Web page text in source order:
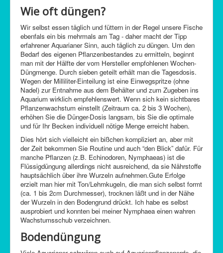
Wie oft düngen?
Wir selbst essen täglich und füttern in der Regel unsere Fische
ebenfals ein bis mehrmals am Tag - daher macht der Tipp
erfahrener Aquarianer Sinn, auch täglich zu düngen. Um den
Bedarf des eigenen Pflanzenbestandes zu ermitteln, beginnt
man mit der Hälfte der vom Hersteller empfohlenen Wochen-
Düngmenge. Durch sieben geteilt erhält man die Tagesdosis.
Wegen der Milliliter-Einteilung ist eine Einwegspritze (ohne
Nadel) zur Entnahme aus dem Behälter und zum Zugeben ins
Aquarium wirklich empfehlenswert. Wenn sich kein sichtbares
Pflanzenwachstum einstellt (Zeitraum ca. 2 bis 3 Wochen),
erhöhen Sie die Dünger-Dosis langsam, bis Sie die optimale
und für Ihr Becken individuell nötige Menge erreicht haben.
Dies hört sich vielleicht ein bißchen kompliziert an, aber mit
der Zeit bekommen Sie Routine und auch “den Blick” dafür. Für
manche Pflanzen (z.B. Echinodoren, Nymphaeas) ist die
Flüssigdüngung allerdings nicht ausreichend, da sie Nährstoffe
hauptsächlich über ihre Wurzeln aufnehmen.Gute Erfolge
erzielt man hier mit Ton/Lehmkugeln, die man sich selbst formt
(ca. 1 bis 2cm Durchmesser), trocknen läßt und in der Nähe
der Wurzeln in den Bodengrund drückt. Ich habe es selbst
ausprobiert und konnten bei meiner Nymphaea einen wahren
Wachstumsschub verzeichnen.
Bodendüngung